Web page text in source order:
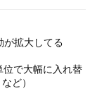
拡大してる
位で大幅に入れ替
ど）